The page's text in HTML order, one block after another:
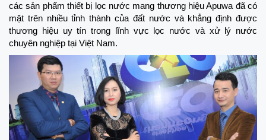
các sản phẩm thiết bị lọc nước mang thương hiệu Apuwa đã có
mặt trên nhiều tỉnh thành của đất nước và khẳng định được
thương hiệu uy tín trong lĩnh vực lọc nước và xử lý nước
chuyên nghiệp tại Việt Nam.